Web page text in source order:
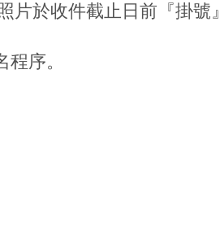
片於收件截止日前『掛號』
程序。